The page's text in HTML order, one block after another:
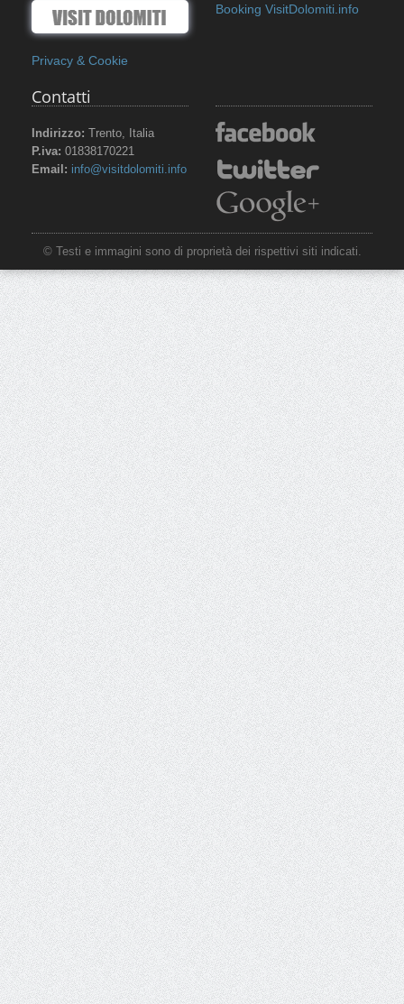
Privacy & Cookie
Booking VisitDolomiti.info
Contatti
Indirizzo: Trento, Italia
P.iva: 01838170221
Email: info@visitdolomiti.info
© Testi e immagini sono di proprietà dei rispettivi siti indicati.